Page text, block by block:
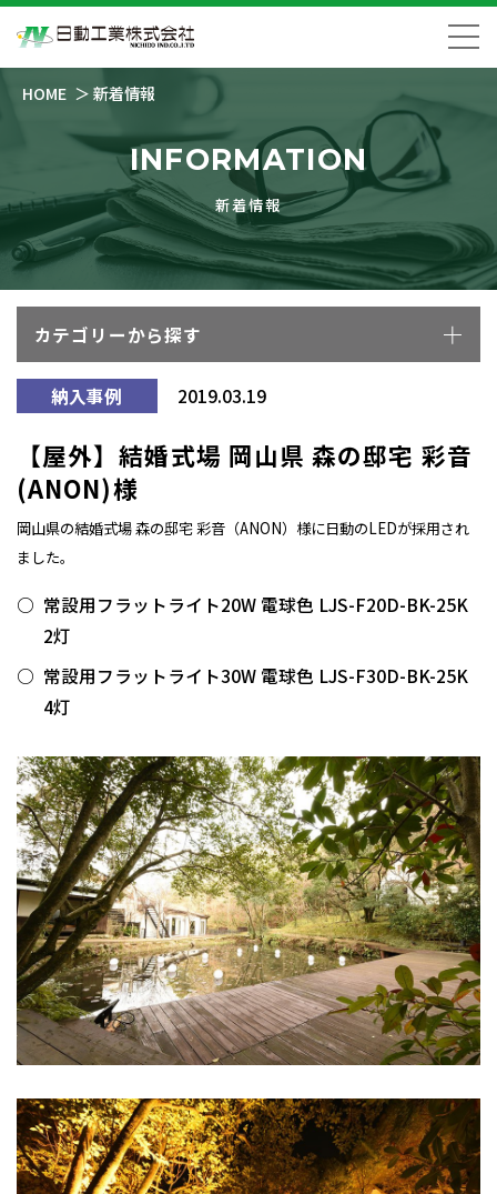
HOME 新着情報
INFORMATION
新着情報
カテゴリーから探す
納入事例 2019.03.19
【屋外】結婚式場 岡山県 森の邸宅 彩音
(ANON)様
岡山県の結婚式場 森の邸宅 彩音（ANON）様に日動のLEDが採用され
ました。
常設用フラットライト20W 電球色 LJS-F20D-BK-25K
2灯
常設用フラットライト30W 電球色 LJS-F30D-BK-25K
4灯